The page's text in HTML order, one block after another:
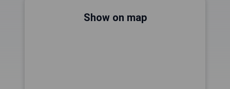
Show on map